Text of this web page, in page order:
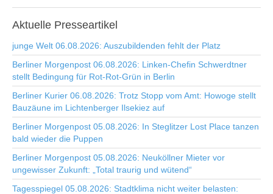
Aktuelle Presseartikel
junge Welt 06.08.2026: Auszubildenden fehlt der Platz
Berliner Morgenpost 06.08.2026: Linken-Chefin Schwerdtner
stellt Bedingung für Rot-Rot-Grün in Berlin
Berliner Kurier 06.08.2026: Trotz Stopp vom Amt: Howoge stellt
Bauzäune im Lichtenberger Ilsekiez auf
Berliner Morgenpost 05.08.2026: In Steglitzer Lost Place tanzen
bald wieder die Puppen
Berliner Morgenpost 05.08.2026: Neuköllner Mieter vor
ungewisser Zukunft: „Total traurig und wütend“
Tagesspiegel 05.08.2026: Stadtklima nicht weiter belasten: